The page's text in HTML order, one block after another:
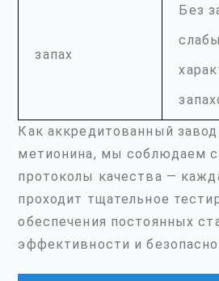
запах
Без
Как аккредитованный
метионина, мы соблюдаем
протоколы качества —
проходит тщательное
обеспечения постоянных
эффективности и